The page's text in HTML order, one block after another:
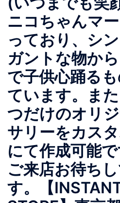
ニコちゃんマ
っており、シ
ガントな物か
で子供心踊る
ています。ま
つだけのオリ
サリーをカス
にて作成可能
ご来店お待ち
す。【